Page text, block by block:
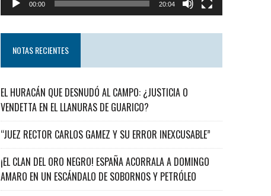
00:00 20:04
NOTAS RECIENTES
EL HURACÁN QUE DESNUDÓ AL CAMPO: ¿JUSTICIA O
VENDETTA EN EL LLANURAS DE GUARICO?
“JUEZ RECTOR CARLOS GAMEZ Y SU ERROR INEXCUSABLE”
¡EL CLAN DEL ORO NEGRO! ESPAÑA ACORRALA A DOMINGO
AMARO EN UN ESCÁNDALO DE SOBORNOS Y PETRÓLEO